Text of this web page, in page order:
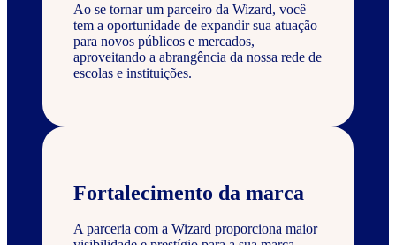
Ao se tornar um parceiro da Wizard, você
tem a oportunidade de expandir sua atuação
para novos públicos e mercados,
aproveitando a abrangência da nossa rede de
escolas e instituições.
Fortalecimento da marca
A parceria com a Wizard proporciona maior